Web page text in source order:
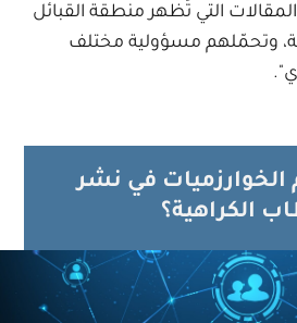
التي تُظهر منطقة القبائل
وتحمّلهم مسؤولية مختلف
في نشر
الكراهية؟